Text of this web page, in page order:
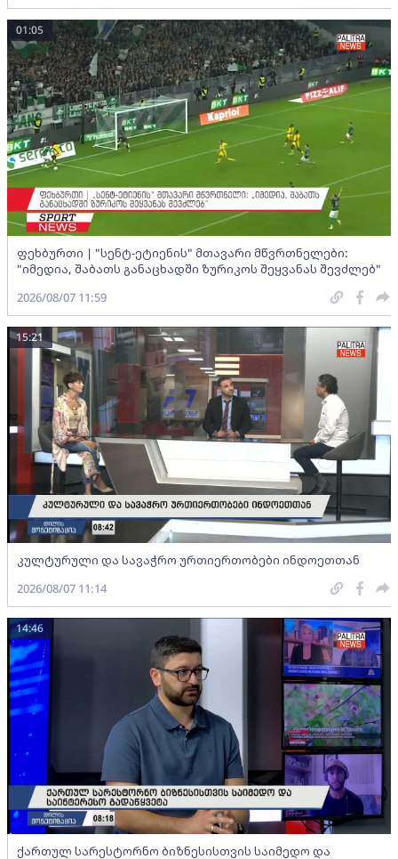
ფეხბურთი | "სენტ-ეტიენის" მთავარი მწვრთნელები:
"იმედია, შაბათს განაცხადში ზურიკოს შეყვანას შევძლებ"
01:05
2026/08/07 11:59
კულტურული და სავაჭრო ურთიერთობები ინდოეთთან
15:21
2026/08/07 11:14
ქართულ სარესტორნო ბიზნესისთვის საიმედო და
14:46